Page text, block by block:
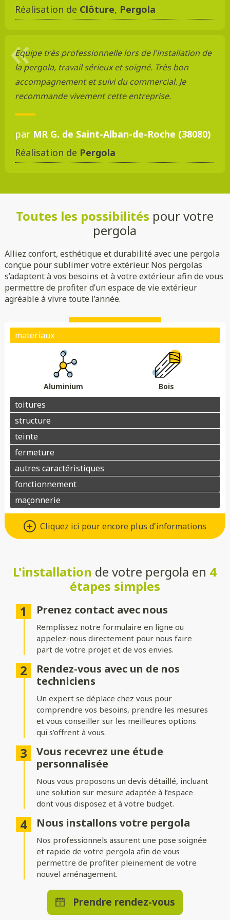
Réalisation de Clôture, Pergola
Equipe très professionnelle lors de l'installation de
la pergola, travail sérieux et soigné. Très bon
accompagnement et suivi du commercial. Je
recommande vivement cette entreprise.
par MR G. de Saint-Alban-de-Roche (38080)
Réalisation de Pergola
Toutes les possibilités pour votre
pergola
Alliez confort, esthétique et durabilité avec une pergola
conçue pour sublimer votre extérieur. Nos pergolas
s’adaptent à vos besoins et à votre extérieur afin de vous
permettre de profiter d’un espace de vie extérieur
agréable à vivre toute l’année.
Aluminium Bois
(verre/polycarbonate)
Indépendante
Adossée
Essences de boisColoris au choix
Store
Parois
Électrique avec téléphone
Électrique avec télécommande
Cliquez ici pour encore plus d'informations
Matériaux : Aluminium ou bois
Choisissez l’aluminium pour une pergola au design moderne,
cas, ces matériaux allient esthétisme et durabilité.
Toitures : Rigide, bioclimatique ou
toile
Choisissez une toiture rigide en verre ou polycarbonate pour
une protection optimale, une toiture bioclimatique à lames
orientables pour gérer l’ensoleillement, ou une toile pour une
ambiance légère et aérée.
Structure : Indépendante ou
adossée
Installez votre pergola où vous le souhaitez ! Une structure
indépendante permet de créer un espace isolé au cœur du
jardin, tandis qu’une pergola adossée prolonge
harmonieusement votre maison.
Nombreuses options de
personnalisation
Ajoutez des stores ou parois pour vous protéger du vent,
intégrez un éclairage LED pour profiter d’agréables soirées, ou
un bénéficier d’un confort absolu en toute saison.
L'installation de votre pergola en 4
étapes simples
Prenez contact avec nous
Remplissez notre formulaire en ligne ou
appelez-nous directement pour nous faire
part de votre projet et de vos envies.
Rendez-vous avec un de nos
techniciens
Un expert se déplace chez vous pour
comprendre vos besoins, prendre les mesures
et vous conseiller sur les meilleures options
qui s’offrent à vous.
Vous recevrez une étude
personnalisée
Nous vous proposons un devis détaillé, incluant
une solution sur mesure adaptée à l’espace
dont vous disposez et à votre budget.
Nous installons votre pergola
Nos professionnels assurent une pose soignée
et rapide de votre pergola afin de vous
permettre de profiter pleinement de votre
nouvel aménagement.
Prendre rendez-vous